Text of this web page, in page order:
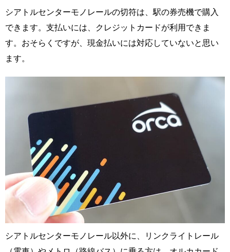
シアトルセンターモノレールの切符は、駅の券売機で購入
できます。支払いには、クレジットカードが利用できま
す。おそらくですが、現金払いには対応していないと思い
ます。
シアトルセンターモノレール以外に、リンクライトレール